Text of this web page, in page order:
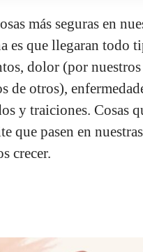
más seguras en
es que llegaran todo
dolor (por nuestros
de otros),
y traiciones. Cosas
que pasen en
crecer.